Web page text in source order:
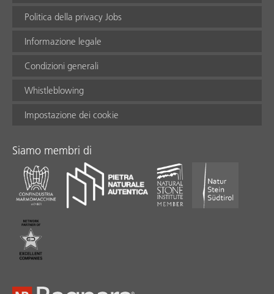
Politica della privacy Jobs
Informazione legale
Condizioni generali
Whistleblowing
Impostazione dei cookie
Siamo membri di